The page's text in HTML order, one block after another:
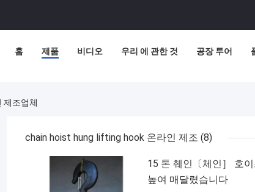
홈 제품 비디오 우리 에 관한 것 공장 투어
제조업체
chain hoist hung lifting hook 온라인 제조 (8)
15 톤 췌인〔체인］ 호
높여 매달렸습니다